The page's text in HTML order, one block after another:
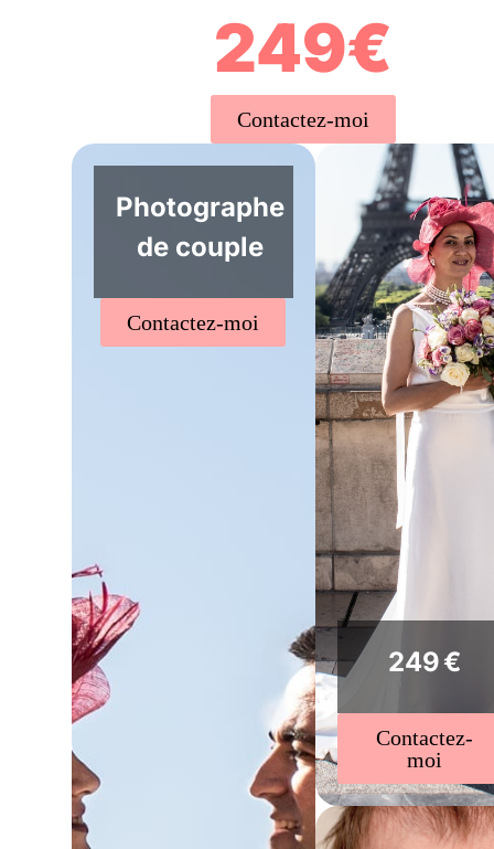
249€
Contactez-moi
Photographe
de couple
Contactez-moi
249 €
Contactez-
moi